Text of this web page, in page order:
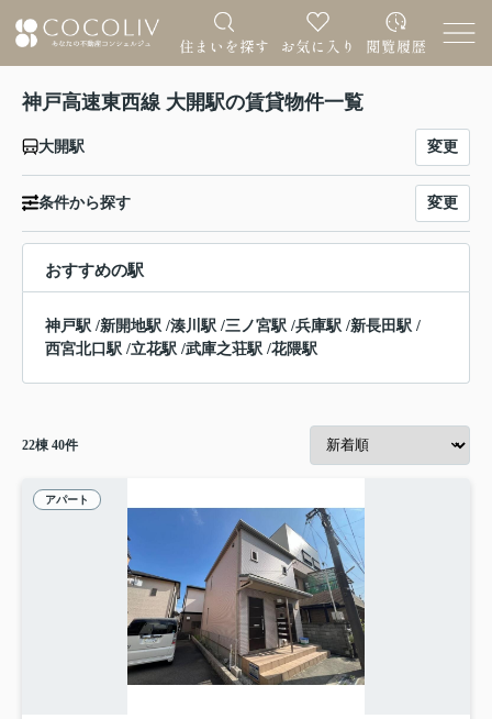
神戸高速東西線 大開駅の賃貸物件一覧
大開駅 変更
条件から探す 変更
おすすめの駅
神戸駅 /新開地駅 /湊川駅 /三ノ宮駅 /兵庫駅 /新長田駅 /
西宮北口駅 /立花駅 /武庫之荘駅 /花隈駅
22棟 40件
アパート